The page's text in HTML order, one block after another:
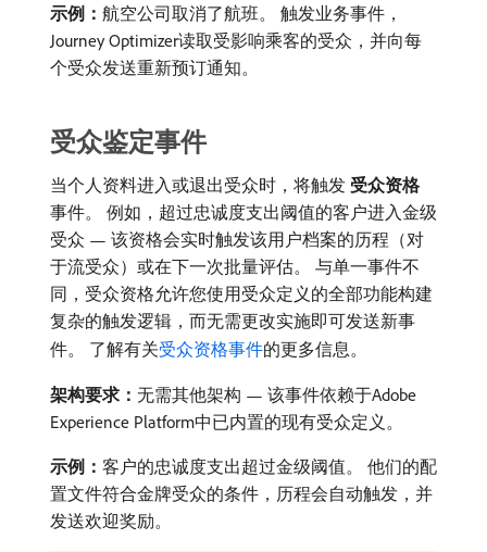
示例： ​航空公司取消了航班。 触发业务事件，
Journey Optimizer读取受影响乘客的受众，并向每
个受众发送重新预订通知。
受众鉴定事件
当个人资料进入或退出受众时，将触发​ 受众资格
事件。 例如，超过忠诚度支出阈值的客户进入金级
受众 — 该资格会实时触发该用户档案的历程（对
于流受众）或在下一次批量评估。 与单一事件不
同，受众资格允许您使用受众定义的全部功能构建
复杂的触发逻辑，而无需更改实施即可发送新事
件。 了解有关受众资格事件的更多信息。
架构要求： ​无需其他架构 — 该事件依赖于Adobe
Experience Platform中已内置的现有受众定义。
示例： ​客户的忠诚度支出超过金级阈值。 他们的配
置文件符合金牌受众的条件，历程会自动触发，并
发送欢迎奖励。